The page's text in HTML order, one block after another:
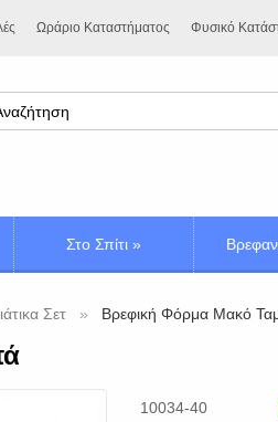
Ωράριο Καταστήματος Φυσικό
Στο Σπίτι »
Σετ Βρεφική Φόρμα Μακό
10034-40